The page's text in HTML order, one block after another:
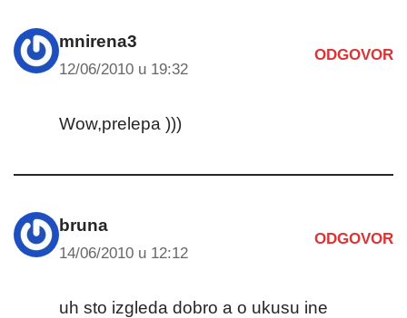
mnirena3
12/06/2010 u 19:32
ODGOVOR
Wow,prelepa )))
bruna
14/06/2010 u 12:12
ODGOVOR
uh sto izgleda dobro a o ukusu ine